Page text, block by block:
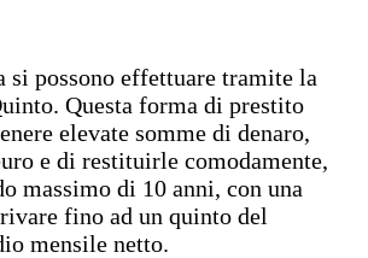
si possono effettuare tramite la
Questa forma di prestito
elevate somme di denaro,
e di restituirle comodamente,
massimo di 10 anni, con una
fino ad un quinto del
mensile netto.